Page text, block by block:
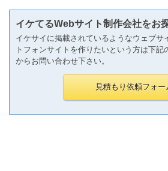
イケてるWebサイト制作会社をお
イケサイに掲載されているようなウェブサ
トフォンサイトを作りたいという方は下記
からお問い合わせ下さい。